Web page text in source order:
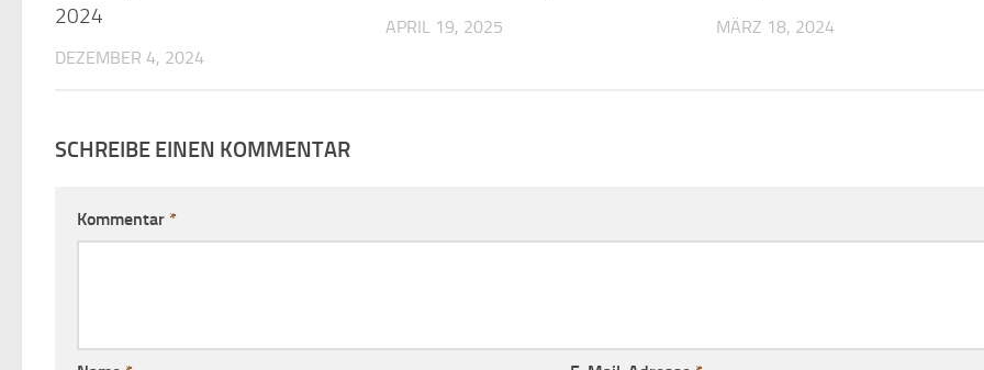
2024
DEZEMBER 4, 2024
APRIL 19, 2025 MÄRZ 18, 2024
SCHREIBE EINEN KOMMENTAR
Kommentar *